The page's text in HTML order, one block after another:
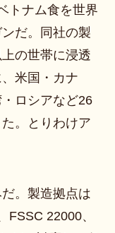
トナム食を世界
だ。同社の製
の世帯に浸透
米国・カナ
ロシアなど26
。とりわけア
。製造拠点は
FSSC 22000、